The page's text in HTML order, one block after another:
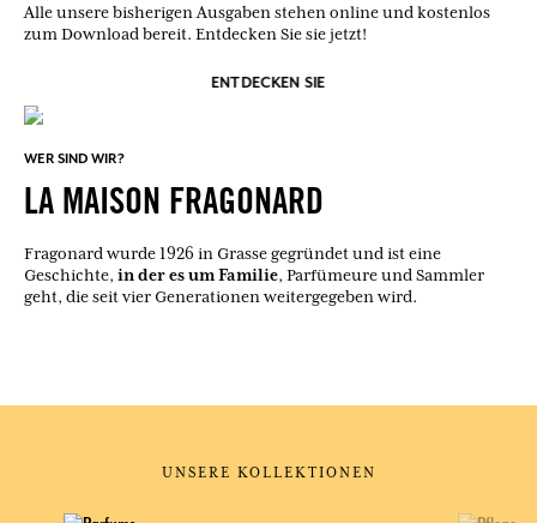
Alle unsere bisherigen Ausgaben stehen online und kostenlos
zum Download bereit. Entdecken Sie sie jetzt!
ENTDECKEN SIE
WER SIND WIR?
LA MAISON FRAGONARD
Fragonard wurde 1926 in Grasse gegründet und ist eine
Geschichte, in der es um Familie, Parfümeure und Sammler
geht, die seit vier Generationen weitergegeben wird.
UNSERE KOLLEKTIONEN